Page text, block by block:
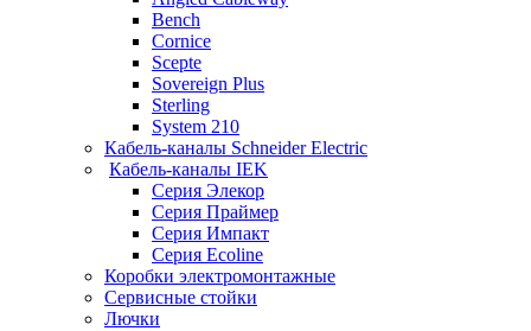
Bench
Cornice
Scepte
Sovereign Plus
Sterling
System 210
Кабель-каналы Schneider Electric
Кабель-каналы IEK
Серия Элекор
Серия Праймер
Серия Импакт
Серия Ecoline
Коробки электромонтажные
Сервисные стойки
Лючки